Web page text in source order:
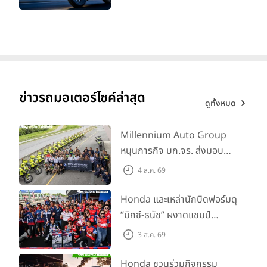
ข่าวรถมอเตอร์ไซค์ล่าสุด ดูทั้งหมด
Millennium Auto Group
หนุนภารกิจ บก.จร. ส่งมอบ
BMW R 1300 GS และ F 900
พร้อม ยกระดับทักษะการขับขี่
เสริมศักยภาพตำรวจจราจร
4 ส.ค. 69
Honda และเหล่านักบิดฟอร์มดุ
“มิกซ์-ธนัช” ผงาดแชมป์
SS600 2 สนามติด “ข้าวกล้อง”
สนาม 2
3 ส.ค. 69
Honda ชวนร่วมกิจกรรม